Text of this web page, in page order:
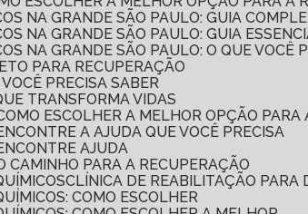
NA GRANDE SÃO PAULO: GUIA
NA GRANDE SÃO PAULO: GUIA
NA GRANDE SÃO PAULO: O QUE VOCÊ
PARA RECUPERAÇÃO
PRECISA SABER
TRANSFORMA VIDAS
ESCOLHER A MELHOR OPÇÃO PARA
A AJUDA QUE VOCÊ PRECISA
AJUDA
CAMINHO PARA A RECUPERAÇÃO
CLÍNICA DE REABILITAÇÃO
COMO ESCOLHER